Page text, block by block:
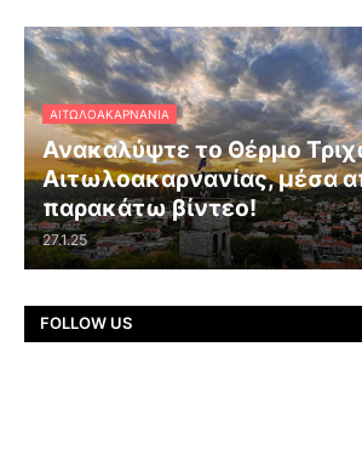
ΑΙΤΩΛΟΑΚΑΡΝΑΝΊΑ
Ανακαλύψτε το Θέρμο
Αιτωλοακαρνανίας, μέσα
παρακάτω βίντεο!
27.1.25
FOLLOW US